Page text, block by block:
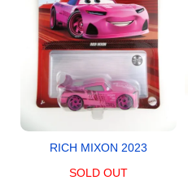
RICH MIXON 2023
SOLD OUT